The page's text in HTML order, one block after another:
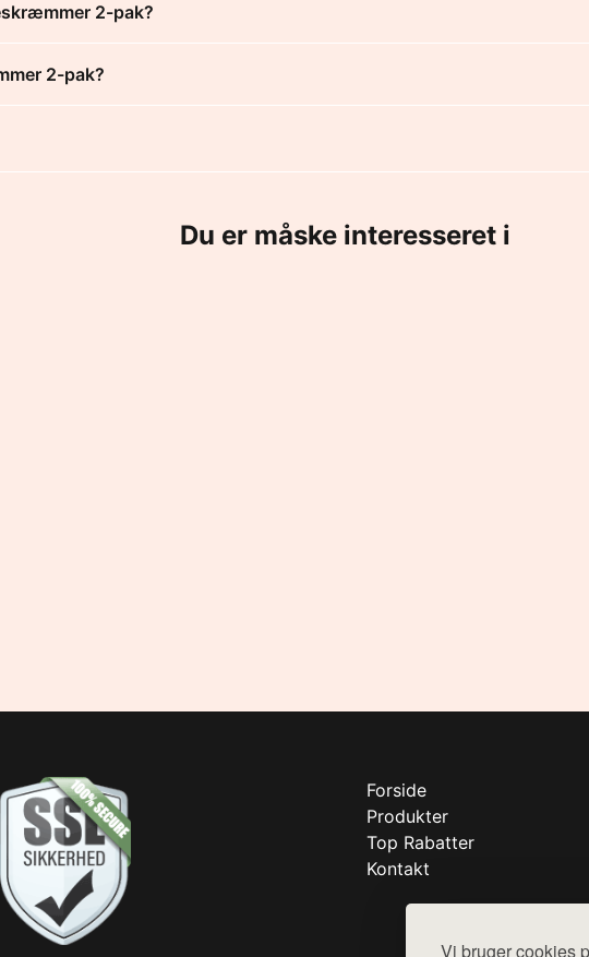
Vi bruger cookies
2-pak?
2-pak?
Du er måske interesseret i
Forside
Produkter
Top Rabatter
Kontakt